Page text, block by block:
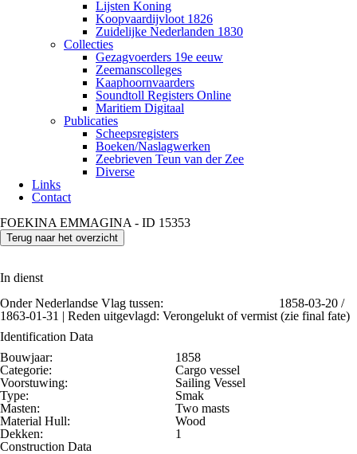
Lijsten Koning
Koopvaardijvloot 1826
Zuidelijke Nederlanden 1830
Collecties
Gezagvoerders 19e eeuw
Zeemanscolleges
Kaaphoornvaarders
Soundtoll Registers Online
Maritiem Digitaal
Publicaties
Scheepsregisters
Boeken/Naslagwerken
Zeebrieven Teun van der Zee
Diverse
Links
Contact
FOEKINA EMMAGINA - ID 15353
Terug naar het overzicht
In dienst
Onder Nederlandse Vlag tussen:
1858-03-20 /
1863-01-31 | Reden uitgevlagd: Verongelukt of vermist (zie final fate)
Identification Data
Bouwjaar:
1858
Categorie:
Cargo vessel
Voorstuwing:
Sailing Vessel
Type:
Smak
Masten:
Two masts
Material Hull:
Wood
Dekken:
1
Construction Data